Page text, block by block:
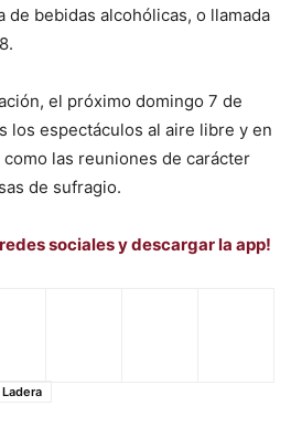
de bebidas alcohólicas, o llamada
el próximo domingo 7 de
los espectáculos al aire libre y en
las reuniones de carácter
de sufragio.
sociales y descargar la app!